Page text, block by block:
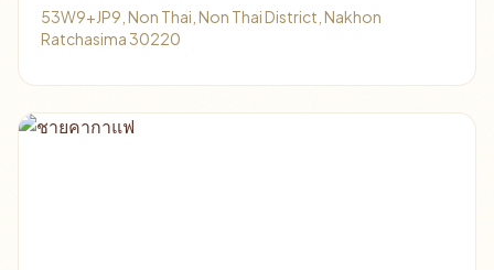
53W9+JP9, Non Thai, Non Thai District, Nakhon
Ratchasima 30220